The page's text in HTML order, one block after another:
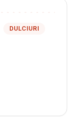
DULCIURI